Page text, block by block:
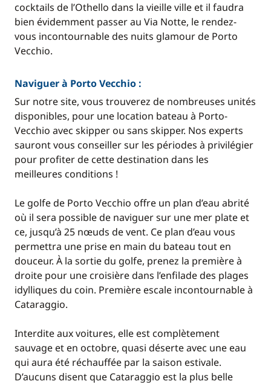
cocktails de l’Othello dans la vieille ville et il faudra
bien évidemment passer au Via Notte, le rendez-
vous incontournable des nuits glamour de Porto
Vecchio.
Naviguer à Porto Vecchio :
Sur notre site, vous trouverez de nombreuses unités
disponibles, pour une location bateau à Porto-
Vecchio avec skipper ou sans skipper. Nos experts
sauront vous conseiller sur les périodes à privilégier
pour profiter de cette destination dans les
meilleures conditions !
Le golfe de Porto Vecchio offre un plan d’eau abrité
où il sera possible de naviguer sur une mer plate et
ce, jusqu’à 25 nœuds de vent. Ce plan d’eau vous
permettra une prise en main du bateau tout en
douceur. À la sortie du golfe, prenez la première à
droite pour une croisière dans l’enfilade des plages
idylliques du coin. Première escale incontournable à
Cataraggio.
Interdite aux voitures, elle est complètement
sauvage et en octobre, quasi déserte avec une eau
qui aura été réchauffée par la saison estivale.
D’aucuns disent que Cataraggio est la plus belle